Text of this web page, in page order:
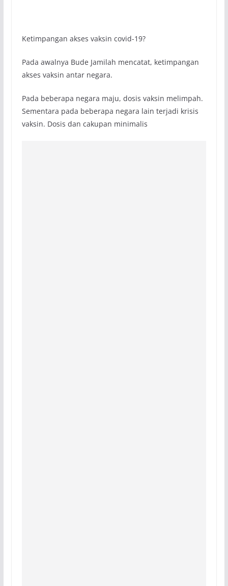
Ketimpangan akses vaksin covid-19?
Pada awalnya Bude Jamilah mencatat, ketimpangan
akses vaksin antar negara.
Pada beberapa negara maju, dosis vaksin melimpah.
Sementara pada beberapa negara lain terjadi krisis
vaksin. Dosis dan cakupan minimalis